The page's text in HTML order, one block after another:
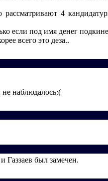
рассматривают 4
если под имя денег
всего это деза..
не наблюдалось:(
Газзаев был замечен.